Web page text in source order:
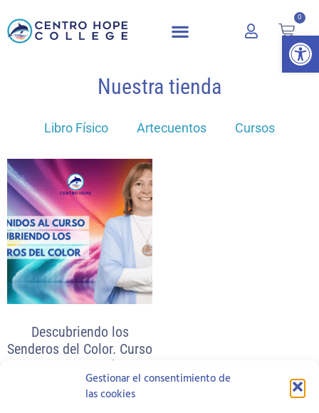
Abrir
Gestionar el consentimiento de
las cookies
0
Nuestra tienda
Libro Físico Artecuentos Cursos
Descubriendo los
Senderos del Color. Curso
de Introducción!
65,00€